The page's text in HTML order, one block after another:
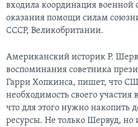
входила координация военной
оказания помощи силам
СССР, Великобритании.
Американский историк Р.
воспоминания советника
Гарри Хопкинса, пишет, что
необходимость своего участия
что для этого нужно накопить
ресурсы. Не только Шервуд, но